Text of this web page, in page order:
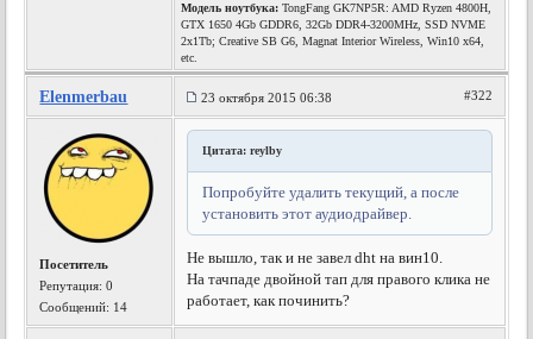
Модель ноутбука: TongFang GK7NP5R: AMD Ryzen 4800H,
GTX 1650 4Gb GDDR6, 32Gb DDR4-3200MHz, SSD NVME
2x1Tb; Creative SB G6, Magnat Interior Wireless, Win10 x64,
etc.
Elenmerbau 23 октября 2015 06:38 #322
Посетитель
Репутация:0
Сообщений: 14
Цитата: reylby
Попробуйте удалить текущий, а после
установить этот аудиодрайвер.
Не вышло, так и не завел dht на вин10.
На тачпаде двойной тап для правого клика не
работает, как починить?